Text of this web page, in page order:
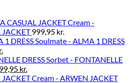
Cream -
JACKET 999,95 kr.
Soulmate - ALMA 1 DRESS
aktuelle
pris
er:
Sorbet - FONTANELLE
kr.
aktuelle
Cream - ARWEN JACKET